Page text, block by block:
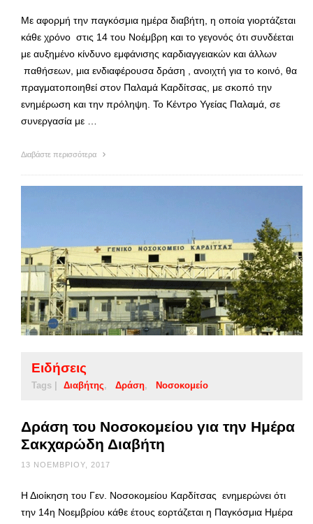
Με αφορμή την παγκόσμια ημέρα διαβήτη, η οποία γιορτάζεται
κάθε χρόνο στις 14 του Νοέμβρη και το γεγονός ότι συνδέεται
με αυξημένο κίνδυνο εμφάνισης καρδιαγγειακών και άλλων
παθήσεων, μια ενδιαφέρουσα δράση , ανοιχτή για το κοινό, θα
πραγματοποιηθεί στον Παλαμά Καρδίτσας, με σκοπό την
ενημέρωση και την πρόληψη. Το Κέντρο Υγείας Παλαμά, σε
συνεργασία με …
Διαβάστε περισσότερα
Ειδήσεις
Tags | Διαβήτης Δράση Νοσοκομείο
Δράση του Νοσοκομείου για την Ημέρα
Σακχαρώδη Διαβήτη
13 ΝΟΕΜΒΡΊΟΥ, 2017
Η Διοίκηση του Γεν. Νοσοκομείου Καρδίτσας ενημερώνει ότι
την 14η Νοεμβρίου κάθε έτους εορτάζεται η Παγκόσμια Ημέρα